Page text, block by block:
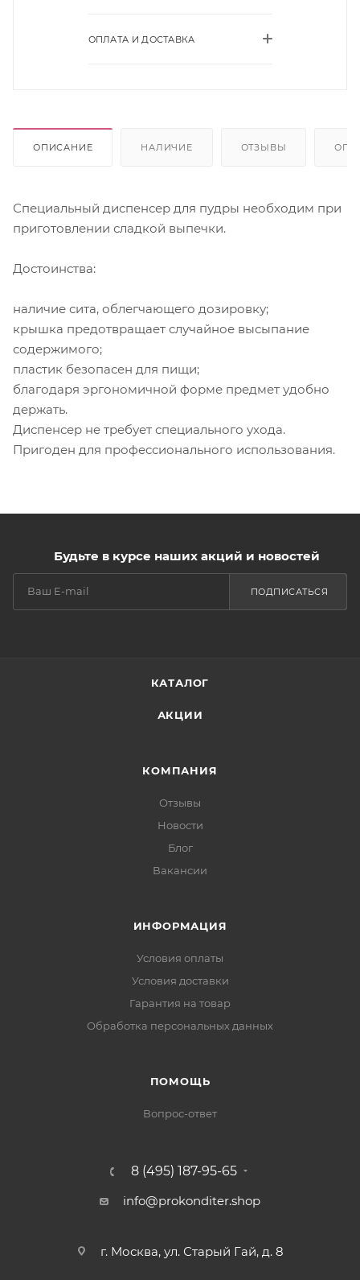
ОПЛАТА И ДОСТАВКА
ОПИСАНИЕ НАЛИЧИЕ ОТЗЫВЫ
Специальный диспенсер для пудры необходим при
приготовлении сладкой выпечки.
Достоинства:
наличие сита, облегчающего дозировку;
крышка предотвращает случайное высыпание
содержимого;
пластик безопасен для пищи;
благодаря эргономичной форме предмет удобно
держать.
Диспенсер не требует специального ухода.
Пригоден для профессионального использования.
Будьте в курсе наших акций и новостей
ПОДПИСАТЬСЯ
КАТАЛОГ
АКЦИИ
КОМПАНИЯ
Отзывы
Новости
Блог
Вакансии
ИНФОРМАЦИЯ
Условия оплаты
Условия доставки
Гарантия на товар
Обработка персональных данных
ПОМОЩЬ
Вопрос-ответ
8 (495) 187-95-65
info@prokonditer.shop
г. Москва, ул. Старый Гай, д. 8